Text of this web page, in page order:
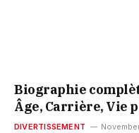
Biographie
Âge, Carrière, Vie
DIVERTISSEMENT